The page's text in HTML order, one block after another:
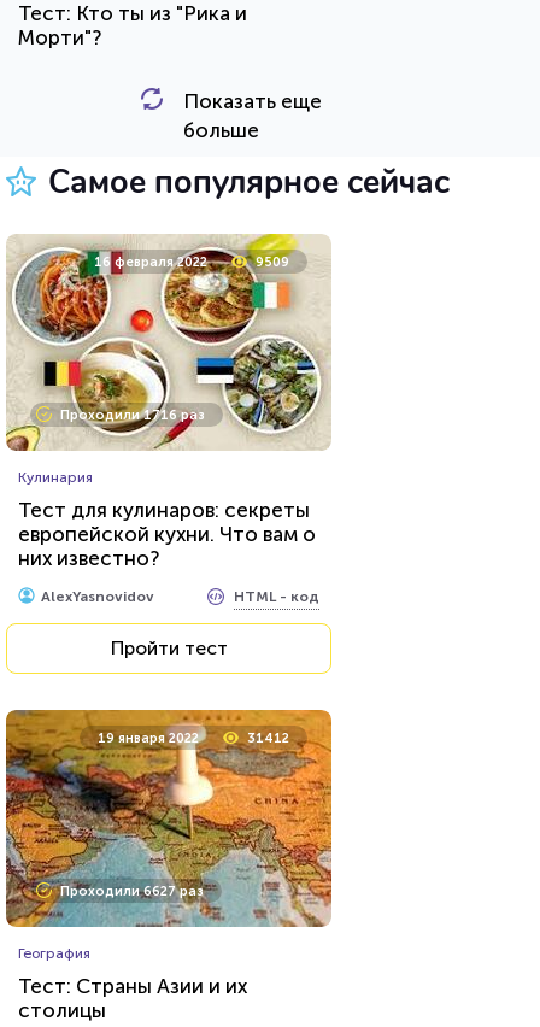
Тест: Кто ты из "Рика и
Морти"?
HTML - код
8 апреля 2021 53737
Проходили 11746 раз
Тест: Какое хобби вам
подойдет?
Пройти тест
17 декабря 2021
Проходили 1622 раза
Сможете назвать 100% этих
голливудских звёзд?
Показать еще
больше
Самое популярное сейчас
16 февраля 2022 9509
Проходили 1716 раз
Кулинария
Тест для кулинаров: секреты
европейской кухни. Что вам о
них известно?
AlexYasnovidov HTML - код
Пройти тест
19 января 2022 31412
Проходили 6627 раз
География
Тест: Страны Азии и их
столицы